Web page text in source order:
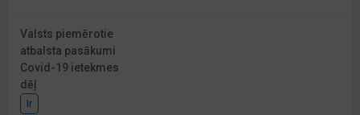
Valsts piemērotie
atbalsta pasākumi
Covid-19 ietekmes
dēļ
Ir